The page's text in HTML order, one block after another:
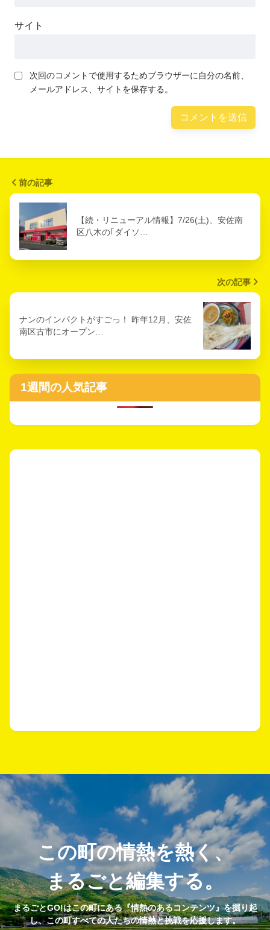
サイト
次回のコメントで使用するためブラウザーに自分の名前、
メールアドレス、サイトを保存する。
前の記事
【続・リニューアル情報】7/26(土)、安佐南
区八木の｢ダイソ…
次の記事
ナンのインパクトがすごっ！ 昨年12月、安佐
南区古市にオープン…
1週間の人気記事
この町の情熱を熱く、
まるごと編集する。
まるごとGO!はこの町にある『情熱のあるコンテンツ』を掘り起
し、この町すべての人たちの情熱と挑戦を応援します。